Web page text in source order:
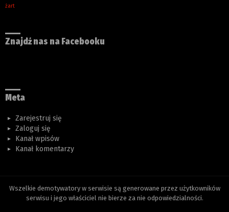
żart
Znajdź nas na Facebooku
Meta
Zarejestruj się
Zaloguj się
Kanał wpisów
Kanał komentarzy
Wszelkie demotywatory w serwisie są generowane przez użytkowników
serwisu i jego właściciel nie bierze za nie odpowiedzialności.